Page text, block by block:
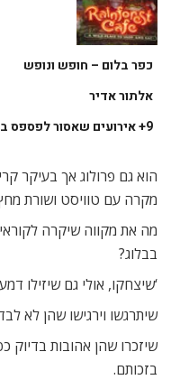
כפר בלום – חופש ונופש
אלתור אדיר
9+ אירועים שאסור לפספס בלונדון – יוני 2019
הוא גם פרולוג אך בעיקר
מקרה עם טוויסט ושורת
מה את מקווה שיקרה
בבלוג?
‘שיצחקו, אולי גם שיזילו
שיתרגשו וירגישו שהן לא
שיזכרו שהן אהובות בדיוק
בזכותם.